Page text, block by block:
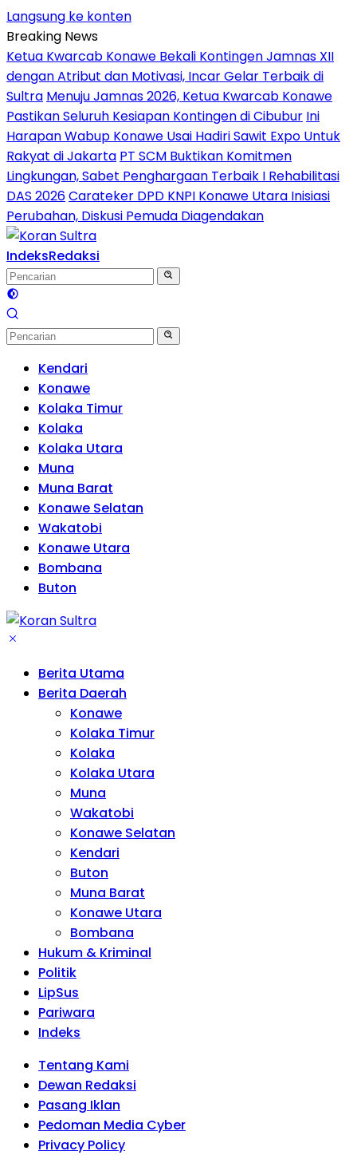
Langsung ke konten
Breaking News
Ketua Kwarcab Konawe Bekali Kontingen Jamnas XII
dengan Atribut dan Motivasi, Incar Gelar Terbaik di
Sultra Menuju Jamnas 2026, Ketua Kwarcab Konawe
Pastikan Seluruh Kesiapan Kontingen di Cibubur Ini
Harapan Wabup Konawe Usai Hadiri Sawit Expo Untuk
Rakyat di Jakarta PT SCM Buktikan Komitmen
Lingkungan, Sabet Penghargaan Terbaik I Rehabilitasi
DAS 2026Carateker DPD KNPI Konawe Utara Inisiasi
Perubahan, Diskusi Pemuda Diagendakan
IndeksRedaksi
Kendari
Konawe
Kolaka Timur
Kolaka
Kolaka Utara
Muna
Muna Barat
Konawe Selatan
Wakatobi
Konawe Utara
Bombana
Buton
Berita Utama
Berita Daerah
Konawe
Kolaka Timur
Kolaka
Kolaka Utara
Muna
Wakatobi
Konawe Selatan
Kendari
Buton
Muna Barat
Konawe Utara
Bombana
Hukum & Kriminal
Politik
LipSus
Pariwara
Indeks
Tentang Kami
Dewan Redaksi
Pasang Iklan
Pedoman Media Cyber
Privacy Policy